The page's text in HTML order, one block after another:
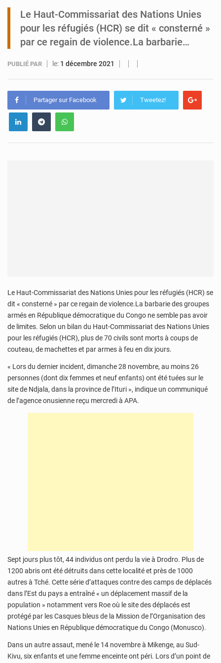
Tibiri : le dialogue, nouveau terrain de jeu pour la paix
Le Haut-Commissariat des Nations Unies
pour les réfugiés (HCR) se dit « consterné »
par ce regain de violence.La barbarie…
PUBLIÉ PAR le: 1 décembre 2021
Partager sur Facebook Tweetez!
Le Haut-Commissariat des Nations Unies pour les réfugiés (HCR) se
dit « consterné » par ce regain de violence.La barbarie des groupes
armés en République démocratique du Congo ne semble pas avoir
de limites. Selon un bilan du Haut-Commissariat des Nations Unies
pour les réfugiés (HCR), plus de 70 civils sont morts à coups de
couteau, de machettes et par armes à feu en dix jours.
« Lors du dernier incident, dimanche 28 novembre, au moins 26
personnes (dont dix femmes et neuf enfants) ont été tuées sur le
site de Ndjala, dans la province de l’Ituri », indique un communiqué
de l’agence onusienne reçu mercredi à APA.
Sept jours plus tôt, 44 individus ont perdu la vie à Drodro. Plus de
1200 abris ont été détruits dans cette localité et près de 1000
autres à Tché. Cette série d’attaques contre des camps de déplacés
dans l’Est du pays a entraîné « un déplacement massif de la
population » notamment vers Roe où le site des déplacés est
protégé par les Casques bleus de la Mission de l’Organisation des
Nations Unies en République démocratique du Congo (Monusco).
Dans un autre assaut, mené le 14 novembre à Mikenge, au Sud-
Kivu, six enfants et une femme enceinte ont péri. Lors d’un point de